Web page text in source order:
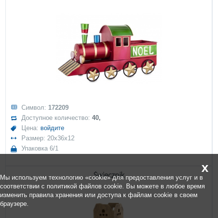
Символ: 172209
Доступное количество:40,
Цена: войдите
Размер: 20x36x12
Упаковка 6/1
Świecznik x
Мы используем технологию «cookie» для предоставления услуг и в
соответствии с политикой файлов cookie. Вы можете в любое время
изменить правила хранения или доступа к файлам cookie в своем
браузере.